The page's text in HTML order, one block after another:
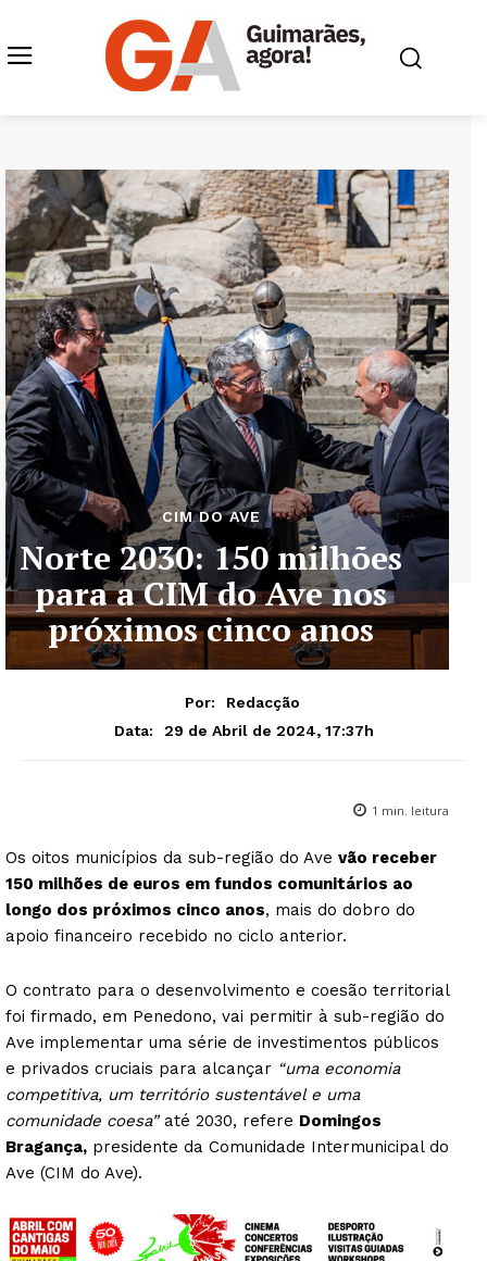
CIM DO AVE
Norte 2030: 150 milhões
para a CIM do Ave nos
próximos cinco anos
Por:
Redacção
Data:
29 de Abril de 2024, 17:37h
1 min. leitura
Os oitos municípios da sub-região do Ave vão receber
150 milhões de euros em fundos comunitários ao
longo dos próximos cinco anos, mais do dobro do
apoio financeiro recebido no ciclo anterior.
O contrato para o desenvolvimento e coesão territorial
foi firmado, em Penedono, vai permitir à sub-região do
Ave implementar uma série de investimentos públicos
e privados cruciais para alcançar “uma economia
competitiva, um território sustentável e uma
comunidade coesa”até 2030, refere Domingos
Bragança, presidente da Comunidade Intermunicipal do
Ave (CIM do Ave).